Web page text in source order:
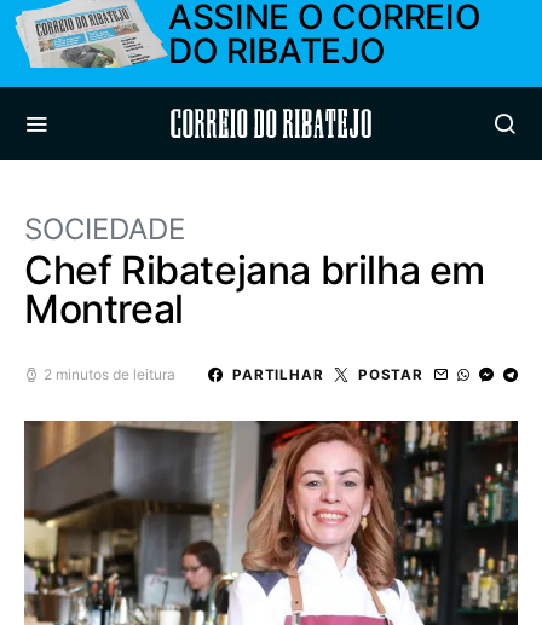
ASSINE O CORREIO
DO RIBATEJO
Correio do Ribatejo
SOCIEDADE
Chef Ribatejana brilha em
Montreal
2 minutos de leitura PARTILHAR POSTAR